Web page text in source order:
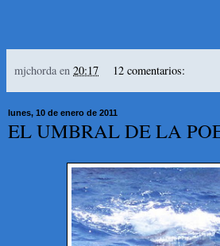
mjchorda en 20:17 12 comentarios:
lunes, 10 de enero de 2011
EL UMBRAL DE LA